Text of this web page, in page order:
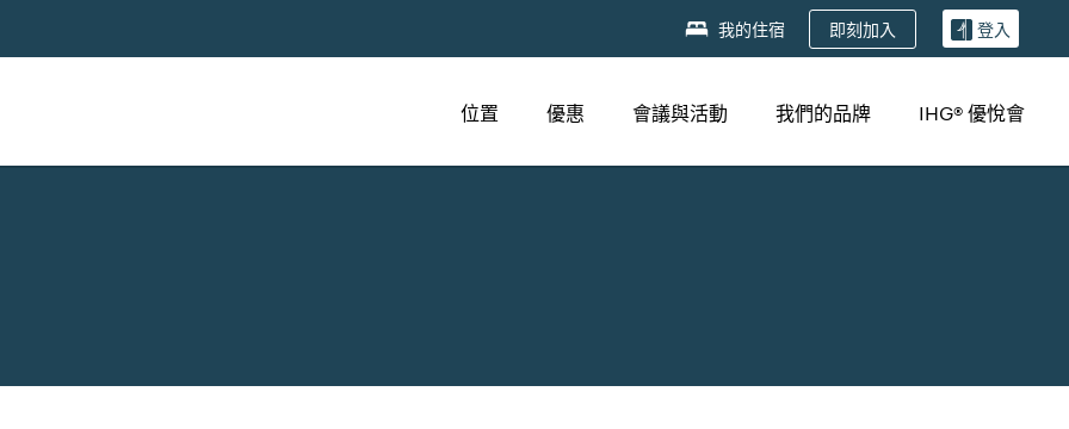
我的住宿 即刻加入 登入
位置 優惠 會議與活動 我們的品牌 IHG® 優悅會